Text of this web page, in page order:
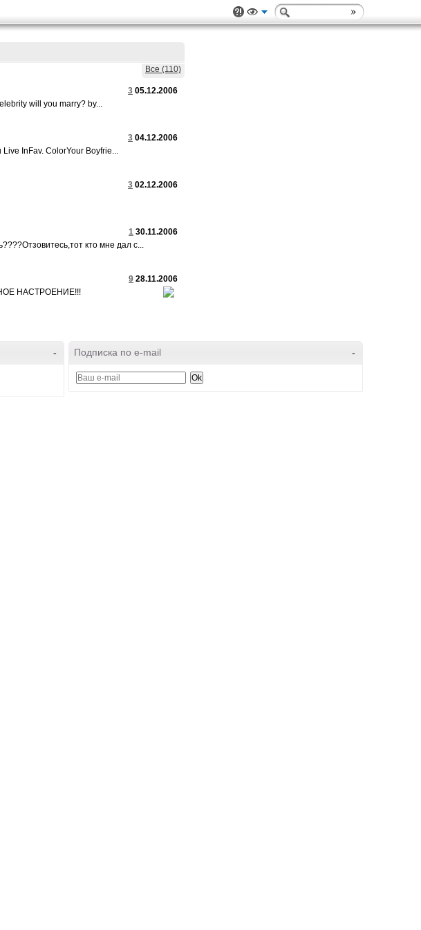
Все (110)
3 05.12.2006
will you marry? by...
3 04.12.2006
InFav. ColorYour Boyfrie...
3 02.12.2006
1 30.11.2006
кто мне дал с...
9 28.11.2006
НАСТРОЕНИЕ!!!
- -
Подписка по e-mail